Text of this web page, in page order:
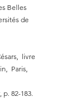
Belles
de
livre
Paris,
p. 82-183.